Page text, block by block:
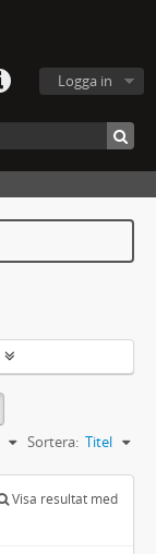
Logga in
Sortera: Titel
Visa resultat med